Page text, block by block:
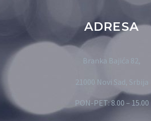
ADRESA
Branka Bajića 82,
21000 Novi Sad, Srbija
PON-PET: 8.00 – 15.00